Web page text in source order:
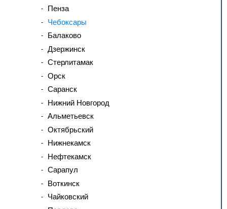
Пенза
Чебоксары
Балаково
Дзержинск
Стерлитамак
Орск
Саранск
Нижний Новгород
Альметьевск
Октябрьский
Нижнекамск
Нефтекамск
Сарапул
Воткинск
Чайковский